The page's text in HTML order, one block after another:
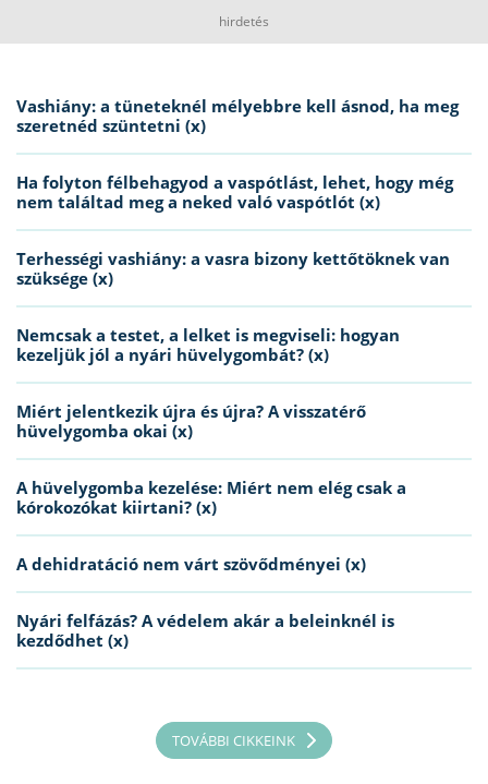
hirdetés
Vashiány: a tüneteknél mélyebbre kell ásnod, ha meg
szeretnéd szüntetni (x)
Ha folyton félbehagyod a vaspótlást, lehet, hogy még
nem találtad meg a neked való vaspótlót (x)
Terhességi vashiány: a vasra bizony kettőtöknek van
szüksége (x)
Nemcsak a testet, a lelket is megviseli: hogyan
kezeljük jól a nyári hüvelygombát? (x)
Miért jelentkezik újra és újra? A visszatérő
hüvelygomba okai (x)
A hüvelygomba kezelése: Miért nem elég csak a
kórokozókat kiirtani? (x)
A dehidratáció nem várt szövődményei (x)
Nyári felfázás? A védelem akár a beleinknél is
kezdődhet (x)
TOVÁBBI CIKKEINK